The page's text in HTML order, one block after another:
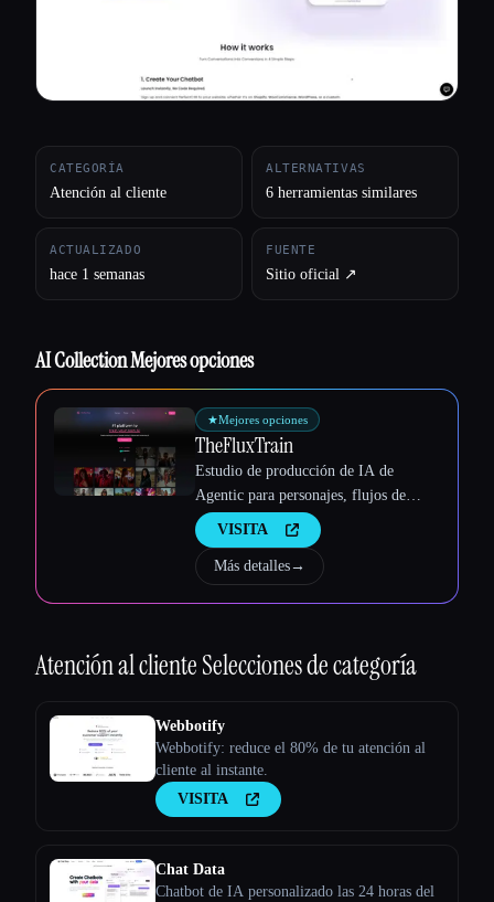
Esc
CATEGORÍA
Atención al cliente
ALTERNATIVAS
6 herramientas similares
ACTUALIZADO
hace 1 semanas
FUENTE
Sitio oficial ↗︎
AI Collection Mejores opciones
★Mejores opciones
TheFluxTrain
Estudio de producción de IA de
Agentic para personajes, flujos de
trabajo y vídeos coherentes
VISITA
Más detalles→
Atención al clienteSelecciones de categoría
Webbotify
Webbotify: reduce el 80% de tu atención al
cliente al instante.
VISITA
Chat Data
Chatbot de IA personalizado las 24 horas del